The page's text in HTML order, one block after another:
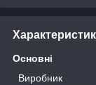
Основні
Виробник